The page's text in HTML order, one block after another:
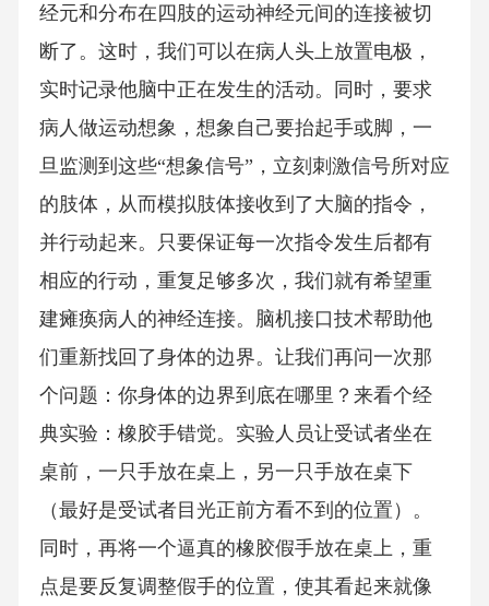
经元和分布在四肢的运动神经元间的连接被切
断了。这时，我们可以在病人头上放置电极，
实时记录他脑中正在发生的活动。同时，要求
病人做运动想象，想象自己要抬起手或脚，一
旦监测到这些“想象信号”，立刻刺激信号所对应
的肢体，从而模拟肢体接收到了大脑的指令，
并行动起来。只要保证每一次指令发生后都有
相应的行动，重复足够多次，我们就有希望重
建瘫痪病人的神经连接。脑机接口技术帮助他
们重新找回了身体的边界。让我们再问一次那
个问题：你身体的边界到底在哪里？来看个经
典实验：橡胶手错觉。实验人员让受试者坐在
桌前，一只手放在桌上，另一只手放在桌下
（最好是受试者目光正前方看不到的位置）。
同时，再将一个逼真的橡胶假手放在桌上，重
点是要反复调整假手的位置，使其看起来就像